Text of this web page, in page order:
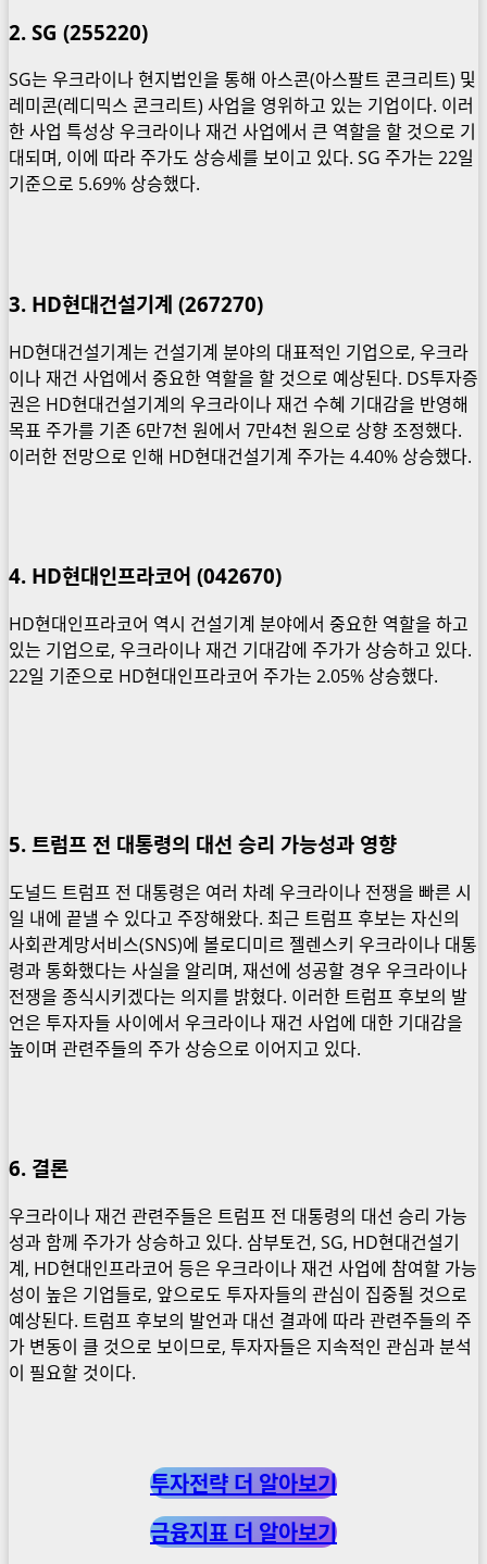
2. SG (255220)
SG는 우크라이나 현지법인을 통해 아스콘(아스팔트 콘크리트) 및
레미콘(레디믹스 콘크리트) 사업을 영위하고 있는 기업이다. 이러
한 사업 특성상 우크라이나 재건 사업에서 큰 역할을 할 것으로 기
대되며, 이에 따라 주가도 상승세를 보이고 있다. SG 주가는 22일
기준으로 5.69% 상승했다.
3. HD현대건설기계 (267270)
HD현대건설기계는 건설기계 분야의 대표적인 기업으로, 우크라
이나 재건 사업에서 중요한 역할을 할 것으로 예상된다. DS투자증
권은 HD현대건설기계의 우크라이나 재건 수혜 기대감을 반영해
목표 주가를 기존 6만7천 원에서 7만4천 원으로 상향 조정했다.
이러한 전망으로 인해 HD현대건설기계 주가는 4.40% 상승했다.
4. HD현대인프라코어 (042670)
HD현대인프라코어 역시 건설기계 분야에서 중요한 역할을 하고
있는 기업으로, 우크라이나 재건 기대감에 주가가 상승하고 있다.
22일 기준으로 HD현대인프라코어 주가는 2.05% 상승했다.
5. 트럼프 전 대통령의 대선 승리 가능성과 영향
도널드 트럼프 전 대통령은 여러 차례 우크라이나 전쟁을 빠른 시
일 내에 끝낼 수 있다고 주장해왔다. 최근 트럼프 후보는 자신의
사회관계망서비스(SNS)에 볼로디미르 젤렌스키 우크라이나 대통
령과 통화했다는 사실을 알리며, 재선에 성공할 경우 우크라이나
전쟁을 종식시키겠다는 의지를 밝혔다. 이러한 트럼프 후보의 발
언은 투자자들 사이에서 우크라이나 재건 사업에 대한 기대감을
높이며 관련주들의 주가 상승으로 이어지고 있다.
6. 결론
우크라이나 재건 관련주들은 트럼프 전 대통령의 대선 승리 가능
성과 함께 주가가 상승하고 있다. 삼부토건, SG, HD현대건설기
계, HD현대인프라코어 등은 우크라이나 재건 사업에 참여할 가능
성이 높은 기업들로, 앞으로도 투자자들의 관심이 집중될 것으로
예상된다. 트럼프 후보의 발언과 대선 결과에 따라 관련주들의 주
가 변동이 클 것으로 보이므로, 투자자들은 지속적인 관심과 분석
이 필요할 것이다.
투자전략 더 알아보기
금융지표 더 알아보기